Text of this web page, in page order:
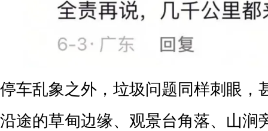
停车乱象之外，垃圾问题同样刺眼，
沿途的草甸边缘、观景台角落、山涧